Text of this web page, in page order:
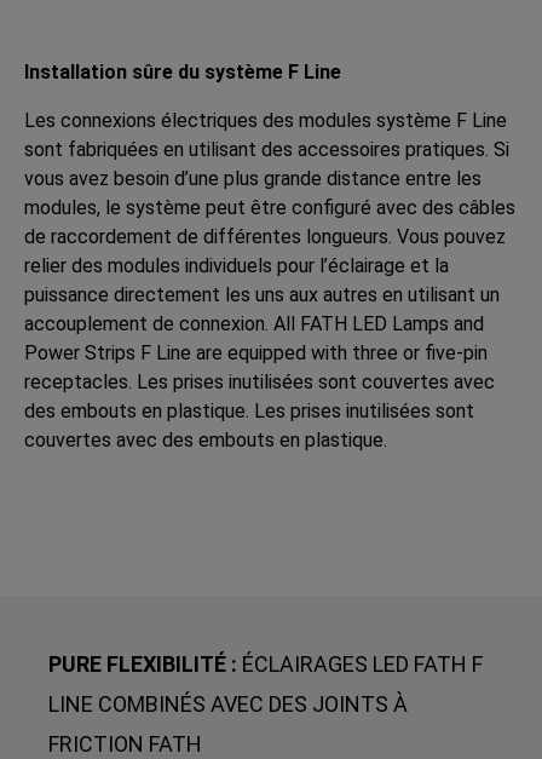
Installation sûre du système F Line
Les connexions électriques des modules système F Line
sont fabriquées en utilisant des accessoires pratiques. Si
vous avez besoin d’une plus grande distance entre les
modules, le système peut être configuré avec des câbles
de raccordement de différentes longueurs. Vous pouvez
relier des modules individuels pour l’éclairage et la
puissance directement les uns aux autres en utilisant un
accouplement de connexion. All FATH LED Lamps and
Power Strips F Line are equipped with three or five-pin
receptacles. Les prises inutilisées sont couvertes avec
des embouts en plastique. Les prises inutilisées sont
couvertes avec des embouts en plastique.
PURE FLEXIBILITÉ : ÉCLAIRAGES LED FATH F
LINE COMBINÉS AVEC DES JOINTS À
FRICTION FATH